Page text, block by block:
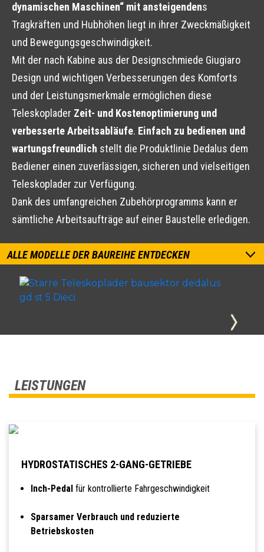
dynamischen Maschinen“ mit ansteigendens
Tragkräften und Hubhöhen liegt in ihrer Zweckmäßigkeit
und Bewegungsgeschwindigkeit.
Mit der nach Kabine aus der Designschmiede Giugiaro
Design und wichtigen Verbesserungen des Komforts
und der Leistungsmerkmale ermöglichen diese
Teleskoplader Zeit- und Kostenoptimierung und
verbesserte Arbeitsabläufe. Einfach zu bedienen und
wartungsfreundlich stellt die Produktlinie Dedalus dem
Bediener einen zuverlässigen, sicheren und vielseitigen
Teleskoplader zur Verfügung.
Dank des umfangreichen Zubehörprogramms kann er
sämtliche Arbeitsaufträge auf einer Baustelle erledigen.
ALLE MODELLE DER BAUREIHE ENTDECKEN
LEISTUNGEN
HYDROSTATISCHES 2-GANG-GETRIEBE
Inch-Pedal für kontrollierte Fahrgeschwindigkeit
Sparsamer Verbrauch und reduzierte
Betriebskosten